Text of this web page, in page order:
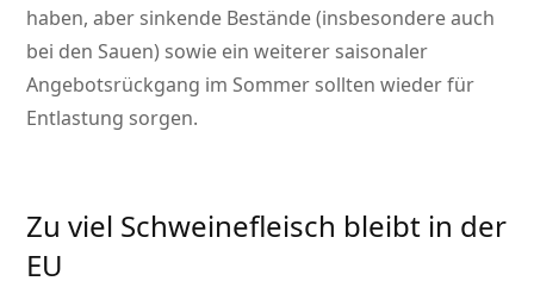
haben, aber sinkende Bestände (insbesondere auch
bei den Sauen) sowie ein weiterer saisonaler
Angebotsrückgang im Sommer sollten wieder für
Entlastung sorgen.
Zu viel Schweinefleisch bleibt in der
EU